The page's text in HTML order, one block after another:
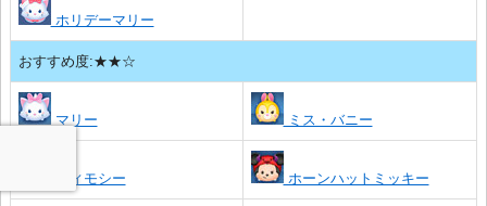
ホリデーマリー
おすすめ度:★★☆
マリー ミス・バニー
ティモシー ホーンハットミッキー